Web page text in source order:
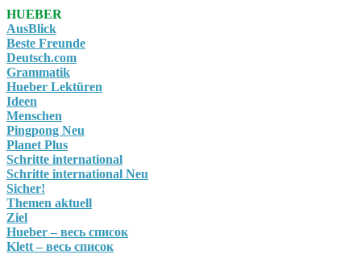
HUEBER
AusBlick
Beste Freunde
Deutsch.com
Grammatik
Hueber Lektüren
Ideen
Menschen
Pingpong Neu
Planet Plus
Schritte international
Schritte international Neu
Sicher!
Themen aktuell
Ziel
Hueber – весь список
Klett – весь список